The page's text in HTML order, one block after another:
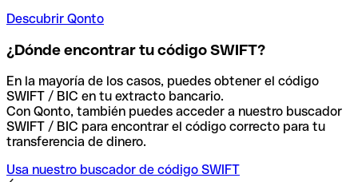
Descubrir Qonto
¿Dónde encontrar tu código SWIFT?
En la mayoría de los casos, puedes obtener el código
SWIFT / BIC en tu extracto bancario.
Con Qonto, también puedes acceder a nuestro buscador
SWIFT / BIC para encontrar el código correcto para tu
transferencia de dinero.
Usa nuestro buscador de código SWIFT